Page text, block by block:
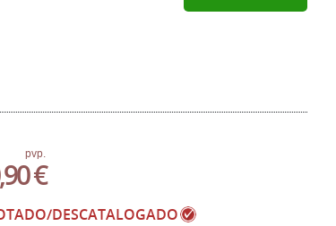
pvp.
€
DESCATALOGADO